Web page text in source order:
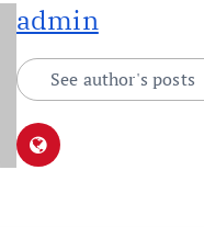
admin
See author's posts